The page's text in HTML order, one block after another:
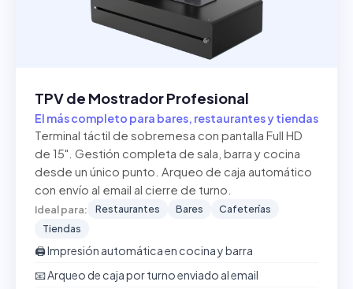
TPV de Mostrador Profesional
El más completo para bares, restaurantes y tiendas
Terminal táctil de sobremesa con pantalla Full HD
de 15". Gestión completa de sala, barra y cocina
desde un único punto. Arqueo de caja automático
con envío al email al cierre de turno.
Ideal para: Restaurantes Bares
Cafeterías
Tiendas
🖨️ Impresión automática en cocina y barra
📧 Arqueo de caja por turno enviado al email